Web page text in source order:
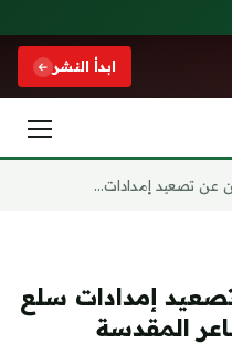
ابدأ النشر
عن تصعيد إمدادات...
إمدادات سلع
المقدسة